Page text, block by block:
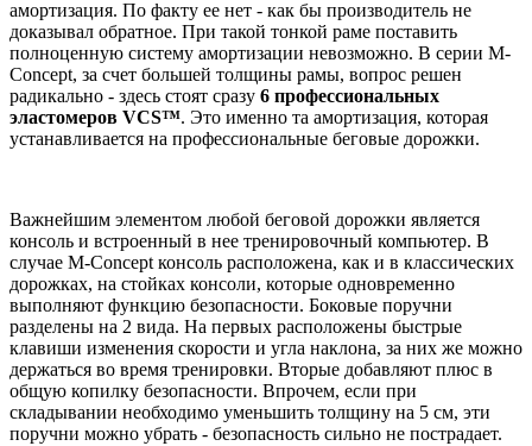
амортизация. По факту ее нет - как бы производитель не
доказывал обратное. При такой тонкой раме поставить
полноценную систему амортизации невозможно. В серии M-
Concept, за счет большей толщины рамы, вопрос решен
радикально - здесь стоят сразу 6 профессиональных
эластомеров VCS™. Это именно та амортизация, которая
устанавливается на профессиональные беговые дорожки.
Важнейшим элементом любой беговой дорожки является
консоль и встроенный в нее тренировочный компьютер. В
случае M-Concept консоль расположена, как и в классических
дорожках, на стойках консоли, которые одновременно
выполняют функцию безопасности. Боковые поручни
разделены на 2 вида. На первых расположены быстрые
клавиши изменения скорости и угла наклона, за них же можно
держаться во время тренировки. Вторые добавляют плюс в
общую копилку безопасности. Впрочем, если при
складывании необходимо уменьшить толщину на 5 см, эти
поручни можно убрать - безопасность сильно не пострадает.